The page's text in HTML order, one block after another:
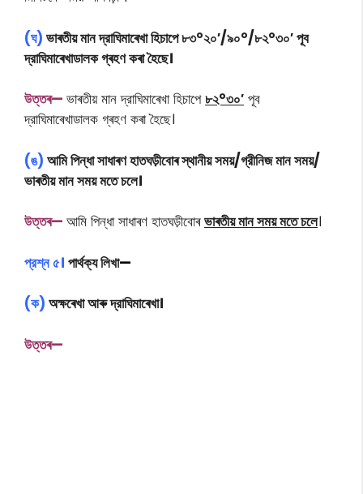
(ঘ) ভাৰতীয় মান দ্রাঘিমাৰেখা হিচাপে ৮৩°২০′/৯০°/৮২°৩০′ পূব
দ্রাঘিমাৰেখাডালক গ্ৰহণ কৰা হৈছে।
উত্তৰ— ভাৰতীয় মান দ্রাঘিমাৰেখা হিচাপে৮২°৩০′ পূব
দ্রাঘিমাৰেখাডালক গ্ৰহণ কৰা হৈছে।
(ঙ) আমি পিন্ধা সাধাৰণ হাতঘড়ীবোৰ স্থানীয় সময়/গ্রীনিজ মান সময়/
ভাৰতীয় মান সময় মতে চলে।
উত্তৰ— আমি পিন্ধা সাধাৰণ হাতঘড়ীবোৰভাৰতীয় মান সময় মতে চলে।
প্রশ্ন ৫। পার্থক্য লিখা—
(ক) অক্ষৰেখা আৰু দ্রাঘিমাৰেখা।
উত্তৰ—